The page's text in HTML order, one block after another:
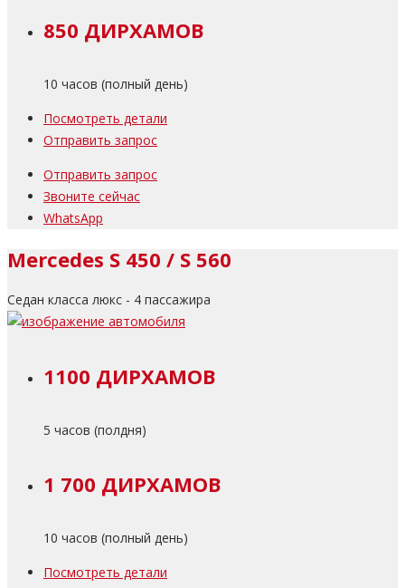
850 ДИРХАМОВ
10 часов (полный день)
Посмотреть детали
Отправить запрос
Отправить запрос
Звоните сейчас
WhatsApp
Mercedes S 450 / S 560
Седан класса люкс - 4 пассажира
1100 ДИРХАМОВ
5 часов (полдня)
1 700 ДИРХАМОВ
10 часов (полный день)
Посмотреть детали